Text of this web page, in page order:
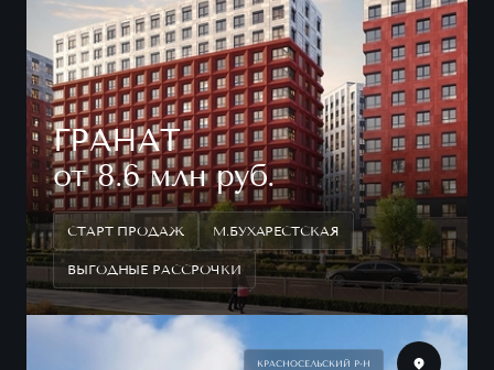
ГРАНАТ
от 8.6 млн руб.
СТАРТ ПРОДАЖ М.БУХАРЕСТСКАЯ
ВЫГОДНЫЕ РАССРОЧКИ
КРАСНОСЕЛЬСКИЙ Р-Н